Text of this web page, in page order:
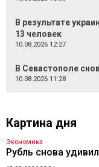
В результате
13 человек
10.08.2026 12:27
В Севастополе
10.08.2026 11:28
Картина дня
Экономика
Рубль снова